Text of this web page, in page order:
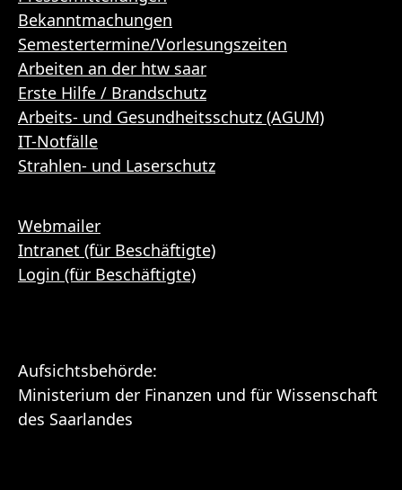
Bekanntmachungen
Semestertermine/Vorlesungszeiten
Arbeiten an der htw saar
Erste Hilfe / Brandschutz
Arbeits- und Gesundheitsschutz (AGUM)
IT-Notfälle
Strahlen- und Laserschutz
Webmailer
Intranet (für Beschäftigte)
Login (für Beschäftigte)
Aufsichtsbehörde:
Ministerium der Finanzen und für Wissenschaft
des Saarlandes